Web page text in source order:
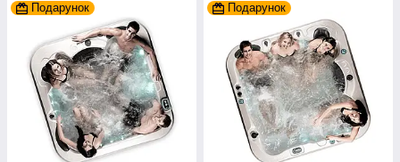
Подарунок Подарунок